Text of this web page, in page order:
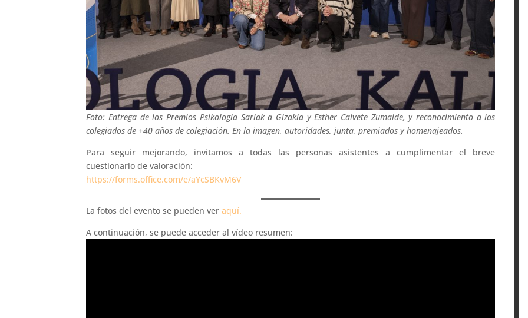
Foto: Entrega de los Premios Psikologia Sariak a Gizakia y Esther Calvete Zumalde, y reconocimiento a los
colegiados de +40 años de colegiación. En la imagen, autoridades, junta, premiados y homenajeados.
Para seguir mejorando, invitamos a todas las personas asistentes a cumplimentar el breve
cuestionario de valoración:
https://forms.office.com/e/aYcSBKvM6V
La fotos del evento se pueden veraquí.
A continuación, se puede acceder al vídeo resumen: